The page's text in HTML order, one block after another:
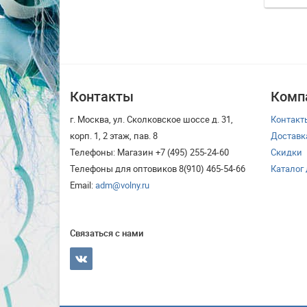
Контакты
г. Москва, ул. Сколковское шоссе д. 31,
корп. 1, 2 этаж, пав. 8
Телефоны: Магазин +7 (495) 255-24-60
Телефоны для оптовиков 8(910) 465-54-66
Email:adm@volny.ru
Связаться с нами
Скидки